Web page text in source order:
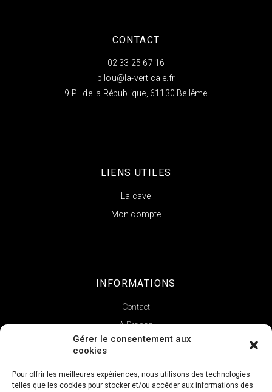
Gérer le consentement aux
cookies
Pour offrir les meilleures expériences, nous utilisons des technologies
telles que les cookies pour stocker et/ou accéder aux informations des
CONTACT
02 33 25 67 16
pilou@la-verticale.fr
9 Pl. de la République, 61130 Bellême
LIENS UTILES
La cave
Mon compte
INFORMATIONS
Contact
A Propos